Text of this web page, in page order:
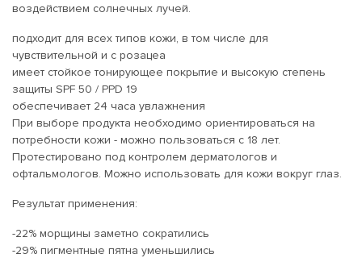
воздействием солнечных лучей.
подходит для всех типов кожи, в том числе для
чувствительной и с розацеа
имеет стойкое тонирующее покрытие и высокую степень
защиты SPF 50 / PPD 19
обеспечивает 24 часа увлажнения
При выборе продукта необходимо ориентироваться на
потребности кожи - можно пользоваться с 18 лет.
Протестировано под контролем дерматологов и
офтальмологов. Можно использовать для кожи вокруг глаз.
Результат применения:
-22% морщины заметно сократились
-29% пигментные пятна уменьшились